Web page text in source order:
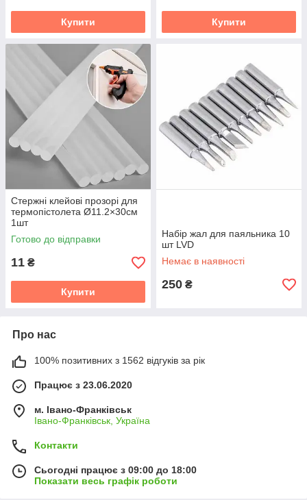
Купити Купити
Стержні клейові прозорі для
термопістолета Ø11.2×30см
1шт
Готово до відправки
11 ₴
Купити
Набір жал для паяльника 10
шт LVD
Немає в наявності
250 ₴
Про нас
100% позитивних з 1562 відгуків за рік
Працює з 23.06.2020
м. Івано-Франківськ
Івано-Франківськ, Україна
Контакти
Сьогодні працює з 09:00 до 18:00
Показати весь графік роботи